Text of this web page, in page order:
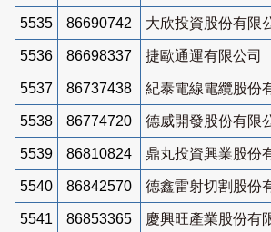
5535 86690742 大欣投資股份有限
5536 86698337 捷歐通運有限公司
5537 86737438 紀泰電線電纜股份
5538 86774720 德威開發股份有限
5539 86810824 鼎丸投資興業股份
5540 86842570 德鑫雷射切割股份
5541 86853365 慶興旺產業股份有